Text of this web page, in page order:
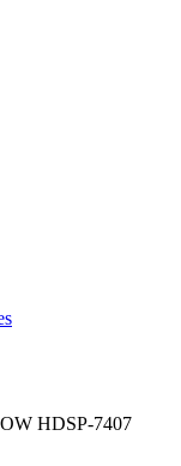
HDSP-7407